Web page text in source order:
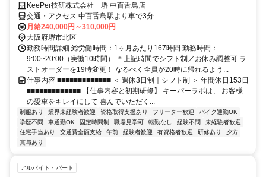
KeePer技研株式会社 堺 中百舌鳥店
交通・アクセス 中百舌鳥駅より車で3分
月給240,000円～310,000円
大阪府堺市北区
勤務時間詳細 総労働時間：1ヶ月あたり167時間 勤務時間：
9:00~20:00（実働10時間） ＊上記時間でシフト制／お休み調整可 ラ
ストオーダーを19時変更！ なるべく全員が20時に帰れるよう...
仕事内容 ■■■■■■■■■■■■■ ＜ 週休3日制｜シフト制 ＞ 年間休日153日
■■■■■■■■■■■■■ 【仕事内容と初期研修】 キーパーラボは、 お客様
の愛車をキレイにして 喜んでいただく...
制服あり 業界未経験者歓迎 資格取得支援あり フリーター歓迎
バイク通勤OK
学歴不問
車通勤OK 固定時間制 職場見学可 転勤なし 経験不問
未経験者歓迎
住宅手当あり
交通費全額支給 午前 経験者歓迎 有資格者歓迎 研修あり
夕方
賞与あり
アルバイト・パート